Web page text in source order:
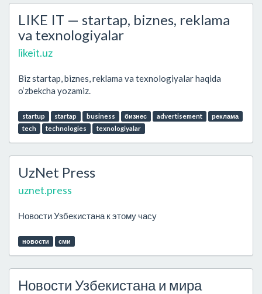
LIKE IT — startap, biznes, reklama
va texnologiyalar
likeit.uz
Biz startap, biznes, reklama va texnologiyalar haqida
o‘zbekcha yozamiz.
startup startap business бизнес advertisement
реклама
tech
technologies texnologiyalar
UzNet Press
uznet.press
Новости Узбекистана к этому часу
новости сми
Новости Узбекистана и мира